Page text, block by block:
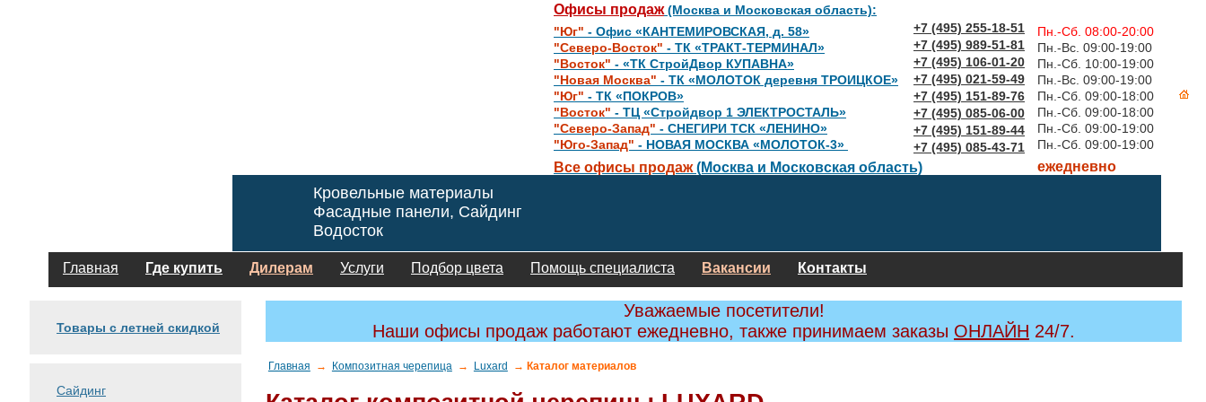
Офисы продаж(Москва и Московская область):
"Юг" - Офис «КАНТЕМИРОВСКАЯ, д. 58»
"Северо-Восток" - ТК «ТРАКТ-ТЕРМИНАЛ»
"Восток" - «ТК СтройДвор КУПАВНА»
"Новая Москва" - ТК «МОЛОТОК деревня ТРОИЦКОЕ»
"Юг" - ТК «ПОКРОВ»
"Восток" - ТЦ «Стройдвор 1 ЭЛЕКТРОСТАЛЬ»
"Северо-Запад" - СНЕГИРИ ТСК «ЛЕНИНО»
"Юго-Запад" - НОВАЯ МОСКВА «МОЛОТОК-3»
Все офисы продаж(Москва и Московская область)
+7 (495) 255-18-51
+7 (495) 989-51-81
+7 (495) 106-01-20
+7 (495) 021-59-49
+7 (495) 151-89-76
+7 (495) 085-06-00
+7 (495) 151-89-44
+7 (495) 085-43-71
Пн.-Сб. 08:00-20:00
Пн.-Вс. 09:00-19:00
Пн.-Сб. 10:00-19:00
Пн.-Вс. 09:00-19:00
Пн.-Сб. 09:00-18:00
Пн.-Сб. 09:00-18:00
Пн.-Сб. 09:00-19:00
Пн.-Сб. 09:00-19:00
ежедневно
Кровельные материалы
Фасадные панели, Сайдинг
Водосток
Главная Где купить Дилерам Услуги Подбор цвета Помощь специалиста Вакансии Контакты
Товары с летней скидкой
Сайдинг
Уважаемые посетители!
Наши офисы продаж работают ежедневно, также принимаем заказы ОНЛАЙН 24/7.
Главная → Композитная черепица → Luxard → Каталог материалов